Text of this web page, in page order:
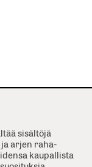
sisältöjä
arjen raha-
kaupallista